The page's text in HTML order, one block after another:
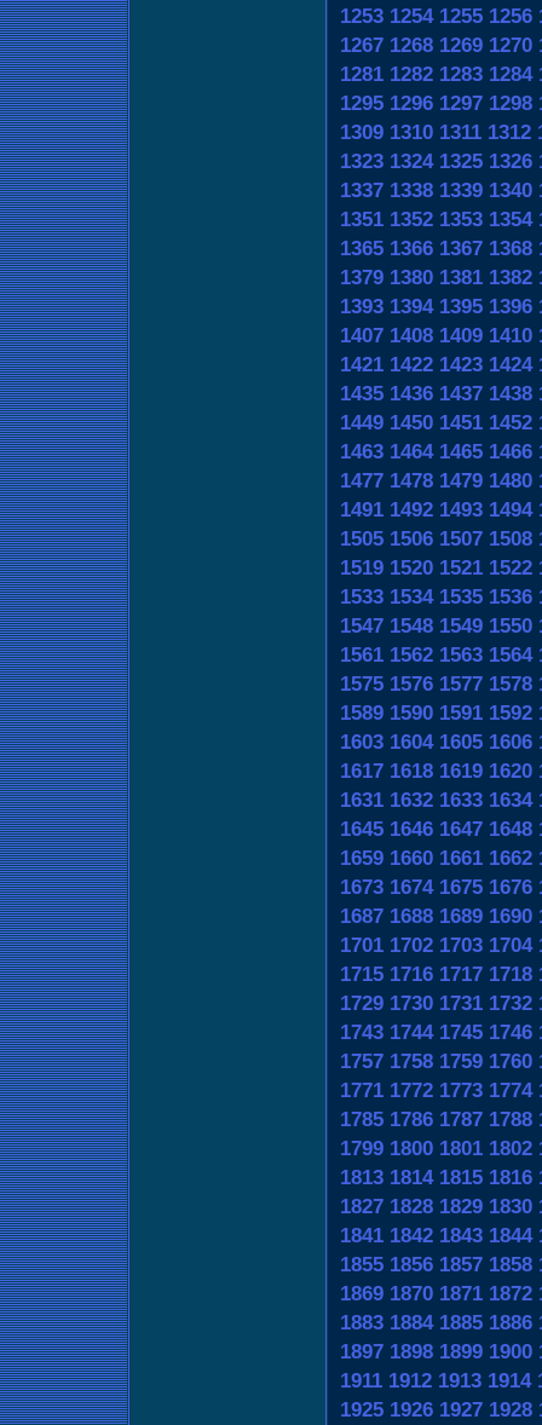
1253 1254 1255 1256
1267 1268 1269 1270
1281 1282 1283 1284
1295 1296 1297 1298
1309 1310 1311 1312
1323 1324 1325 1326
1337 1338 1339 1340
1351 1352 1353 1354
1365 1366 1367 1368
1379 1380 1381 1382
1393 1394 1395 1396
1407 1408 1409 1410
1421 1422 1423 1424
1435 1436 1437 1438
1449 1450 1451 1452
1463 1464 1465 1466
1477 1478 1479 1480
1491 1492 1493 1494
1505 1506 1507 1508
1519 1520 1521 1522
1533 1534 1535 1536
1547 1548 1549 1550
1561 1562 1563 1564
1575 1576 1577 1578
1589 1590 1591 1592
1603 1604 1605 1606
1617 1618 1619 1620
1631 1632 1633 1634
1645 1646 1647 1648
1659 1660 1661 1662
1673 1674 1675 1676
1687 1688 1689 1690
1701 1702 1703 1704
1715 1716 1717 1718
1729 1730 1731 1732
1743 1744 1745 1746
1757 1758 1759 1760
1771 1772 1773 1774
1785 1786 1787 1788
1799 1800 1801 1802
1813 1814 1815 1816
1827 1828 1829 1830
1841 1842 1843 1844
1855 1856 1857 1858
1869 1870 1871 1872
1883 1884 1885 1886
1897 1898 1899 1900
1911 1912 1913 1914
1925 1926 1927 1928